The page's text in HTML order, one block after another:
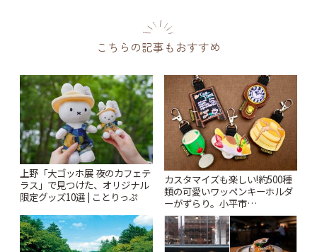
こちらの記事もおすすめ
上野「大ゴッホ展 夜のカフェテ
ラス」で見つけた、オリジナル
限定グッズ10選 | ことりっぷ
カスタマイズも楽しい!約500種
類の可愛いワッペンキーホルダ
ーがずらり。小平市
「Kimamaya T&K」 | ことりっ
ぷ